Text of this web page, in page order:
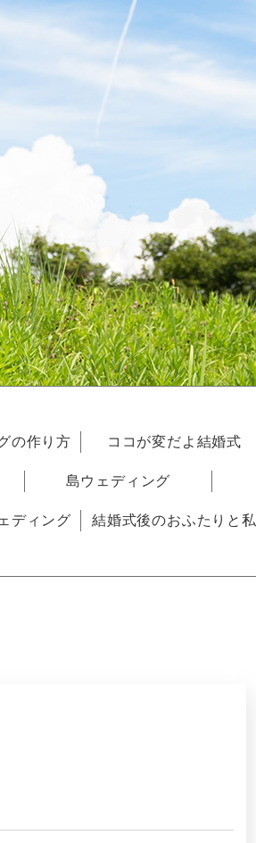
の作り方 ココが変だよ結婚式
島ウェディング
ディング 結婚式後のおふたりと私